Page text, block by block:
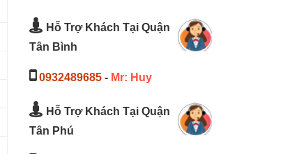
Hỗ Trợ Khách Tại Quận
Tân Bình
0932489685- Mr: Huy
Hỗ Trợ Khách Tại Quận
Tân Phú